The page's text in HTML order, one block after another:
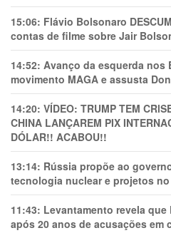
15:06: Flávio Bolsonaro
contas de filme sobre Jair
14:52: Avanço da esquerda nos
movimento MAGA e assusta
14:20: VÍDEO: TRUMP TEM
CHINA LANÇAREM PIX
DÓLAR!! ACABOU!!
13:14: Rússia propõe ao
tecnologia nuclear e projetos no
11:43: Levantamento revela
após 20 anos de acusações em